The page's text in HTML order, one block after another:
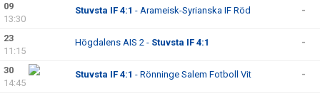
09
13:30
Stuvsta IF 4:1 - Arameisk-Syrianska IF Röd -
23
11:15
Högdalens AIS 2 - Stuvsta IF 4:1 -
30
14:45
Stuvsta IF 4:1 - Rönninge Salem Fotboll Vit -